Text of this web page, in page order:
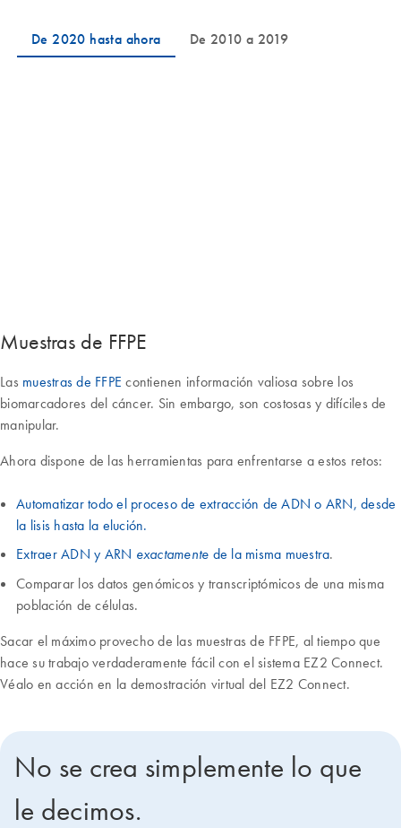
Muestras de FFPE
Las muestras de FFPE contienen información valiosa sobre los
biomarcadores del cáncer. Sin embargo, son costosas y difíciles de
manipular.
Ahora dispone de las herramientas para enfrentarse a estos retos:
Automatizar todo el proceso de extracción de ADN o ARN, desde
la lisis hasta la elución.
Extraer ADN y ARN exactamente de la misma muestra.
Comparar los datos genómicos y transcriptómicos de una misma
población de células.
Sacar el máximo provecho de las muestras de FFPE, al tiempo que
hace su trabajo verdaderamente fácil con el sistema EZ2 Connect.
Véalo en acción en la demostración virtual del EZ2 Connect.
No se crea simplemente lo que
le decimos.